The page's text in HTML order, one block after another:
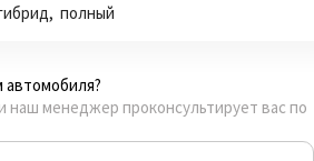
полный
наш менеджер проконсультирует вас по